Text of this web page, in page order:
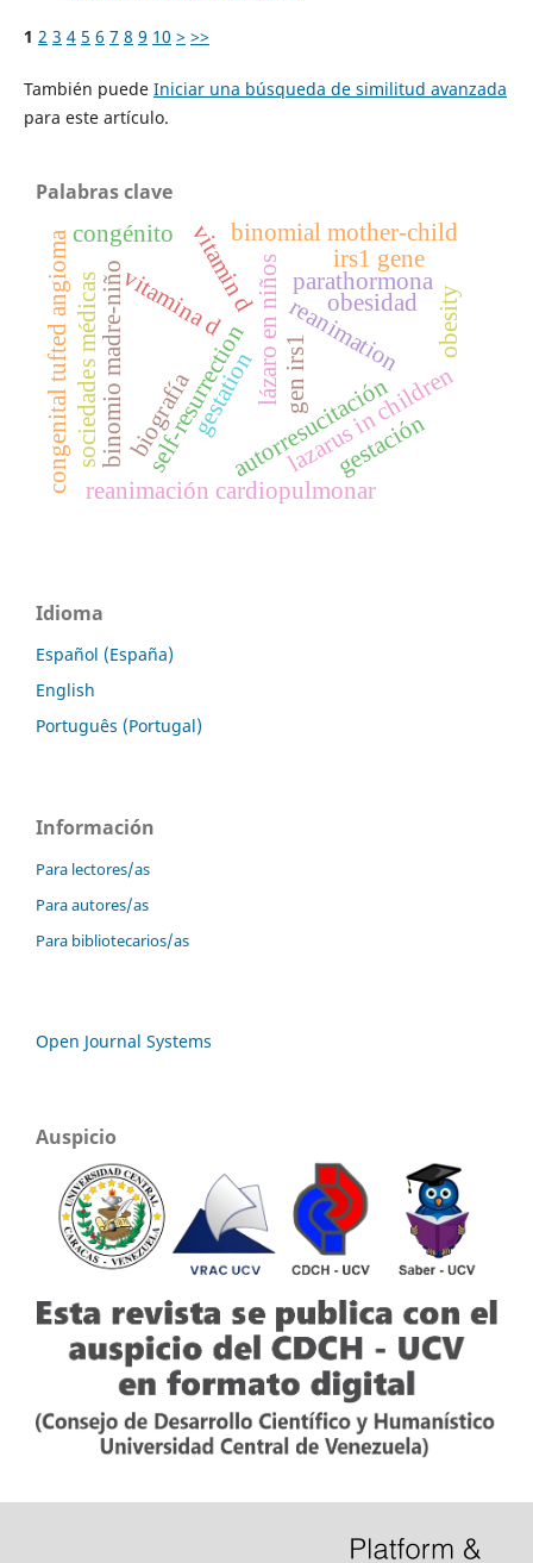
1 2 3 4 5 6 7 8 9 10 > >>
También puede Iniciar una búsqueda de similitud avanzada
para este artículo.
Palabras clave
autorresucitación
lázaro en niños
reanimación cardiopulmonar
self-resurrection lazarus in children
reanimation
vitamina d parathormona
gestación
binomio madre-niño vitamin d
gestation
binomial mother-child
sociedades médicas biografía
congénito
congenital tufted angioma gen irs1
obesidad
irs1 gene
obesity
Idioma
Español (España)
English
Português (Portugal)
Información
Para lectores/as
Para autores/as
Para bibliotecarios/as
Open Journal Systems
Auspicio